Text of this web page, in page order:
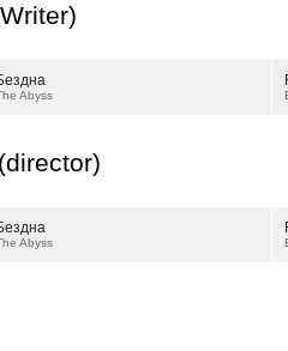
Abyss
(director)
Abyss